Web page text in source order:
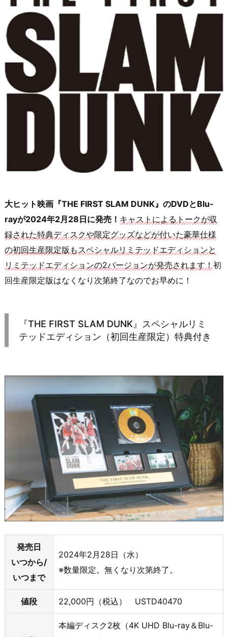
大ヒット映画『THE FIRST SLAM DUNK』のDVDとBlu-
rayが2024年2月28日に発売！ キャストによるトークが収
録された特典ディスクや限定グッズなどが付いた豪華仕様
の初回生産限定版もスペシャルリミテッドエディションと
リミテッドエディションの2バージョンが発売されます！初
回生産限定版はなくなり次第終了なのでお早めに！
『THE FIRST SLAM DUNK』スペシャルリミ
テッドエディション（初回生産限定）特典付き
発売日
いつから/
いつまで
2024年2月28日（水）
※数量限定。無くなり次第終了。
値段 22,000円（税込） USTD40470
本編ディスク2枚（4K UHD Blu-ray＆Blu-